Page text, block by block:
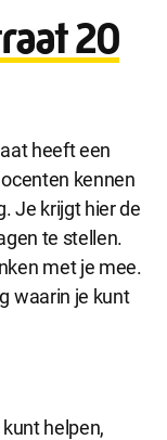
20
heeft een
kennen
Je krijgt hier de
te stellen.
met je mee.
waarin je kunt
helpen,